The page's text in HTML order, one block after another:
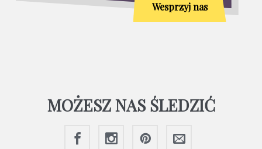
Wesprzyj nas
MOŻESZ NAS ŚLEDZIĆ